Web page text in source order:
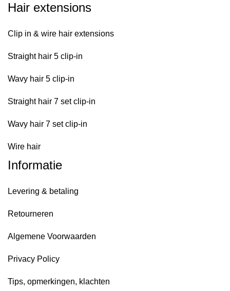
Hair extensions
Clip in & wire hair extensions
Straight hair 5 clip-in
Wavy hair 5 clip-in
Straight hair 7 set clip-in
Wavy hair 7 set clip-in
Wire hair
Informatie
Levering & betaling
Retourneren
Algemene Voorwaarden
Privacy Policy
Tips, opmerkingen, klachten